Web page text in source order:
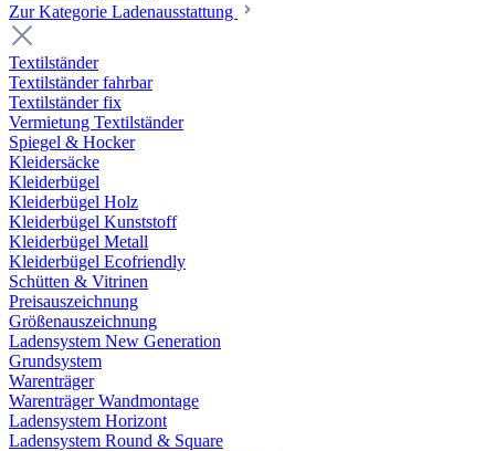
Zur Kategorie Laden­ausstattung
Textilständer
Textilständer fahrbar
Textilständer fix
Vermietung Textilständer
Spiegel & Hocker
Kleidersäcke
Kleiderbügel
Kleiderbügel Holz
Kleiderbügel Kunststoff
Kleiderbügel Metall
Kleiderbügel Ecofriendly
Schütten & Vitrinen
Preisauszeichnung
Größenauszeichnung
Ladensystem New Generation
Grundsystem
Warenträger
Warenträger Wandmontage
Ladensystem Horizont
Ladensystem Round & Square